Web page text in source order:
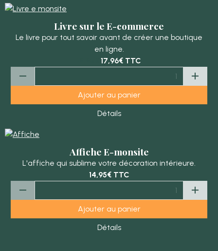
Livre sur le E-commerce
Le livre pour tout savoir avant de créer une boutique
en ligne.
17,96€ TTC
Ajouter au panier
Détails
Affiche E-monsite
L'affiche qui sublime votre décoration intérieure.
14,95€ TTC
Ajouter au panier
Détails